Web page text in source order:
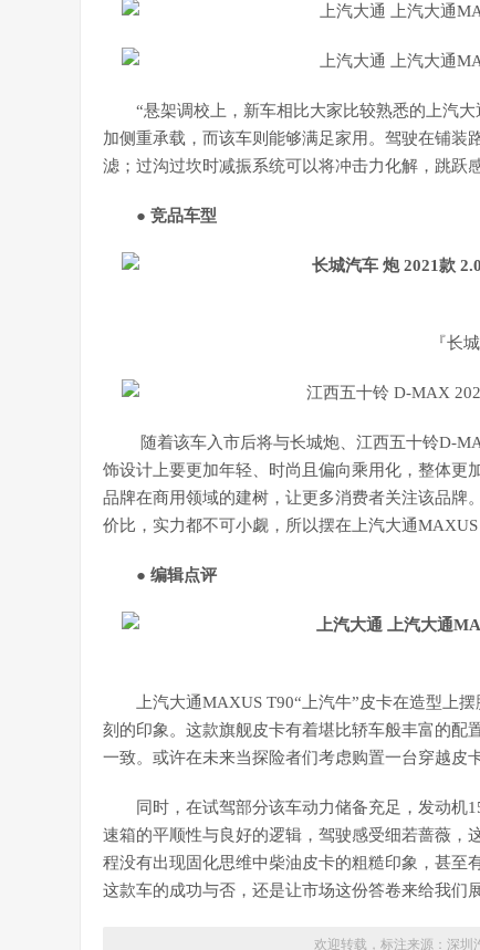
“悬架调校上，新车相比大家比较熟悉的上汽
加侧重承载，而该车则能够满足家用。驾驶在铺装
滤；过沟过坎时减振系统可以将冲击力化解，跳跃
● 竞品车型
『长
随着该车入市后将与长城炮、江西五十铃D-
饰设计上要更加年轻、时尚且偏向乘用化，整体更
品牌在商用领域的建树，让更多消费者关注该品牌
价比，实力都不可小觑，所以摆在上汽大通MAXUS
● 编辑点评
上汽大通MAXUS T90“上汽牛”皮卡在造型上
刻的印象。这款旗舰皮卡有着堪比轿车般丰富的配
一致。或许在未来当探险者们考虑购置一台穿越皮
同时，在试驾部分该车动力储备充足，发动机
速箱的平顺性与良好的逻辑，驾驶感受细若蔷薇，
程没有出现固化思维中柴油皮卡的粗糙印象，甚至
这款车的成功与否，还是让市场这份答卷来给我们
欢迎转载，标注来源： 深圳